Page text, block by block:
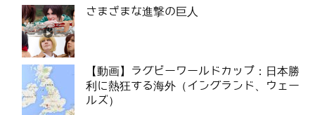
さまざまな進撃の巨人
【動画】ラグビーワールドカップ：日本勝
利に熱狂する海外（イングランド、ウェー
ルズ）